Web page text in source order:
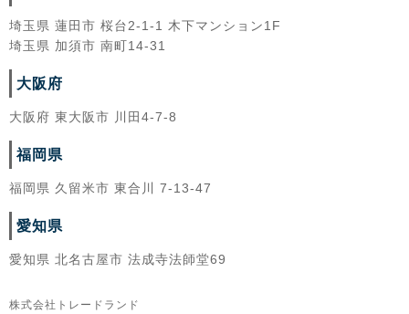
埼玉県 蓮田市 桜台2-1-1 木下マンション1F
埼玉県 加須市 南町14-31
大阪府
大阪府 東大阪市 川田4-7-8
福岡県
福岡県 久留米市 東合川 7-13-47
愛知県
愛知県 北名古屋市 法成寺法師堂69
株式会社トレードランド